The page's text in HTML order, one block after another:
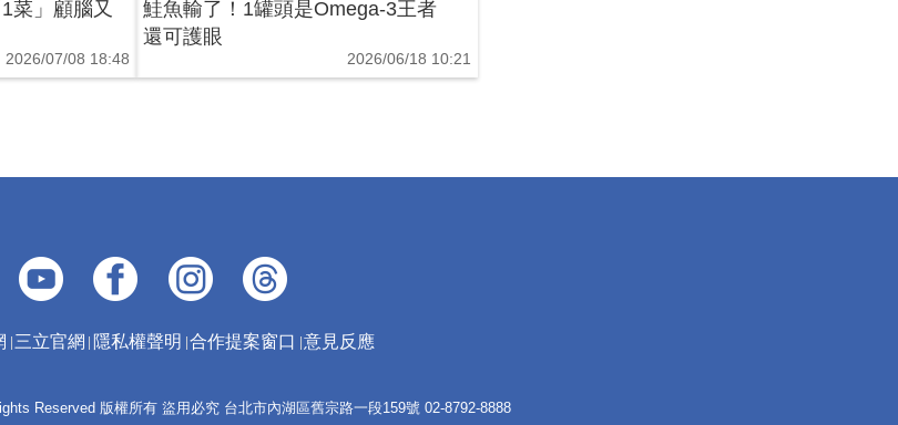
菜」顧腦又
2026/07/08 18:48
鮭魚輸了！1罐頭是Omega-3王者
還可護眼
2026/06/18 10:21
三立官網 隱私權聲明 合作提案窗口 意見反應
Reserved 版權所有 盜用必究 台北市內湖區舊宗路一段159號 02-8792-8888